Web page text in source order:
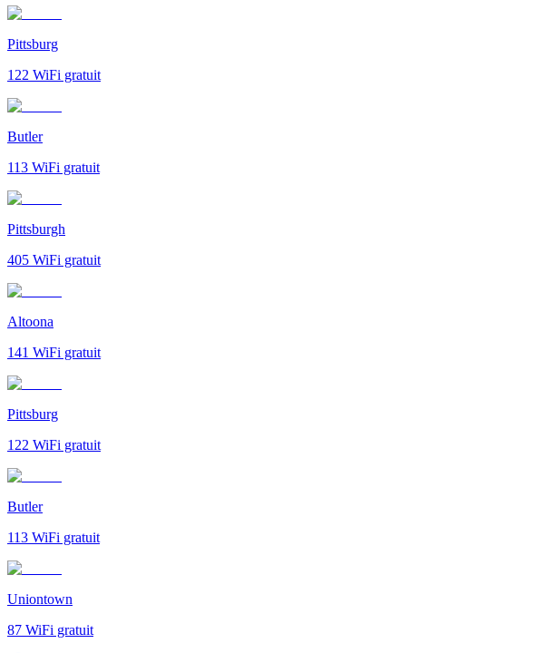
Pittsburg
122 WiFi gratuit
Butler
113 WiFi gratuit
Pittsburgh
405 WiFi gratuit
Altoona
141 WiFi gratuit
Pittsburg
122 WiFi gratuit
Butler
113 WiFi gratuit
Uniontown
87 WiFi gratuit